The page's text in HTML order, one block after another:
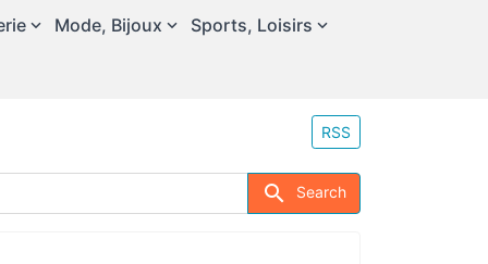
Mode, Bijoux
Sports, Loisirs
RSS
Search store
Search